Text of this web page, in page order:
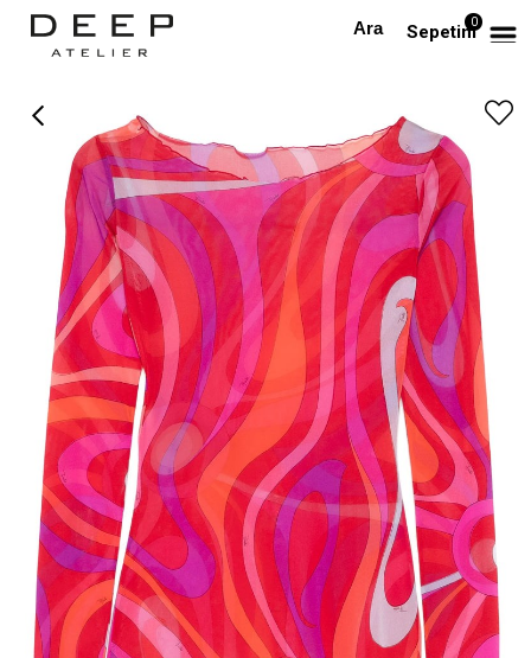
Sepetim0
Anasayfa PREMIUM Desenli Transparan Premium Top